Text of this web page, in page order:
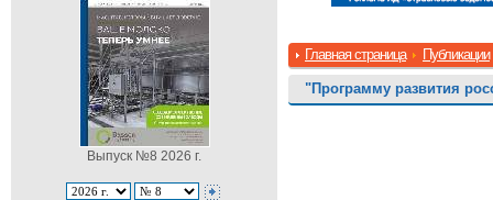
Выпуск №8 2026 г.
Главная страница Публикации
"Программу развития